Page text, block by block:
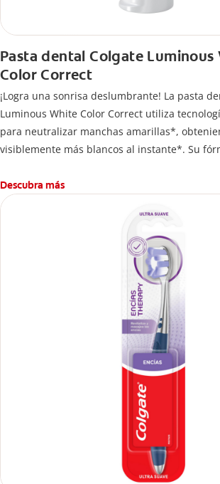
Pasta dental Colgate Luminous
Color Correct
¡Logra una sonrisa deslumbrante! La pasta
Luminous White Color Correct utiliza
para neutralizar manchas amarillas*,
visiblemente más blancos al instante*. Su
radiante en todo momento.
*El efecto es temporal.
Descubra más